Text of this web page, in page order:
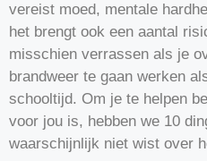
vereist moed, mentale
het brengt ook een aantal
misschien verrassen als je
brandweer te gaan werken
schooltijd. Om je te helpen
voor jou is, hebben we 10
waarschijnlijk niet wist over